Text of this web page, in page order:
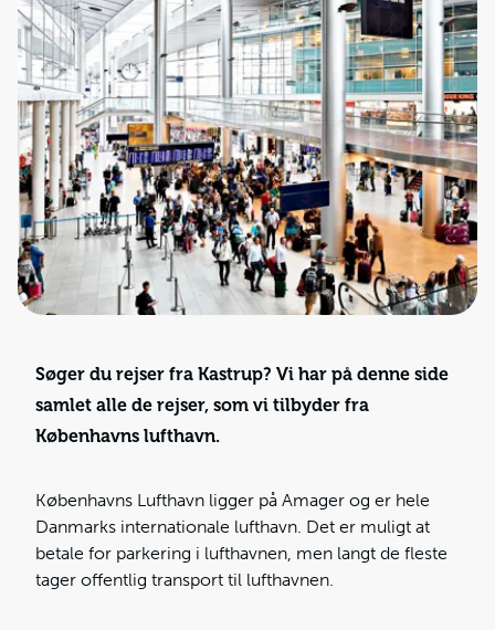
Søger du rejser fra Kastrup? Vi har på denne side
samlet alle de rejser, som vi tilbyder fra
Københavns lufthavn.
Københavns Lufthavn ligger på Amager og er hele
Danmarks internationale lufthavn. Det er muligt at
betale for parkering i lufthavnen, men langt de fleste
tager offentlig transport til lufthavnen.